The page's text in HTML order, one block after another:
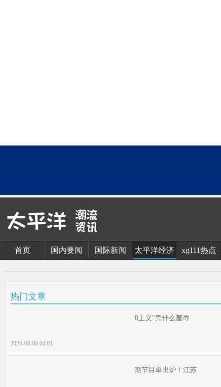
首页 国内要闻 国际新闻 太平洋经济 xg111热点
热门文章
0主义”凭什么羞辱
2026-08-06 04:01
期节目单出炉！江苏